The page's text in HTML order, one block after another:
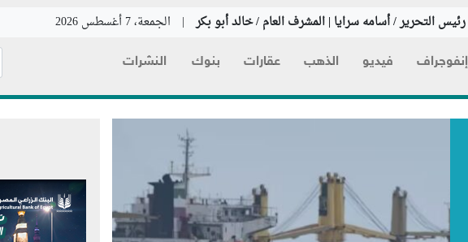
رئيس التحرير / أسامه سرايا | المشرف العام / خالد أبو بكر | الجمعة، 7 أغسطس 2026
إنفوجراف فيديو الذهب عقارات بنوك النشرات